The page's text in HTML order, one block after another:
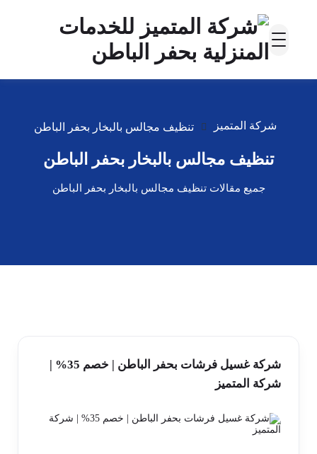
شركة المتميز تنظيف مجالس بالبخار بحفر الباطن
تنظيف مجالس بالبخار بحفر الباطن
جميع مقالات تنظيف مجالس بالبخار بحفر الباطن
شركة غسيل فرشات بحفر الباطن | خصم 35% |
شركة المتميز